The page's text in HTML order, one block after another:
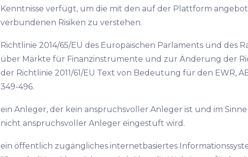
Kenntnisse verfügt, um die mit den auf der Plattform
verbundenen Risiken zu verstehen.
Richtlinie 2014/65/EU des Europäischen Parlaments und des
über Märkte für Finanzinstrumente und zur Änderung der
der Richtlinie 2011/61/EU Text von Bedeutung für den EWR,
349-496.
ein Anleger, der kein anspruchsvoller Anleger ist und im
nicht anspruchsvoller Anleger eingestuft wird.
ein öffentlich zugängliches internetbasiertes